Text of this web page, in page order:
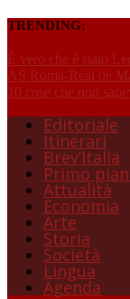
TRENDING:
È vero che è stato
AS Roma-Réal de
10 cose che non
Editoriale
Itinerari
Brev’Italia
Primo
Attualità
Economia
Arte
Storia
Società
Lingua
Agenda